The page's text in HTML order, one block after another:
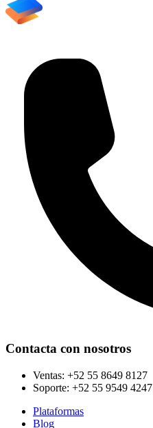
Contacta con nosotros
Ventas: +52 55 8649 8127
Soporte: +52 55 9549 4247
Plataformas
Blog